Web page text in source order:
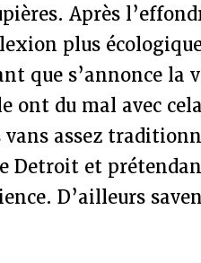
Après
plus
que s’annonce la
ont du mal avec
assez
Detroit et
D’ailleurs